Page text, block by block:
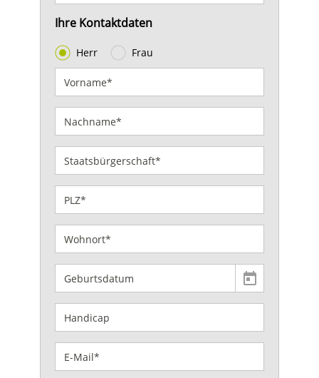
Ihre Kontaktdaten
Herr Frau